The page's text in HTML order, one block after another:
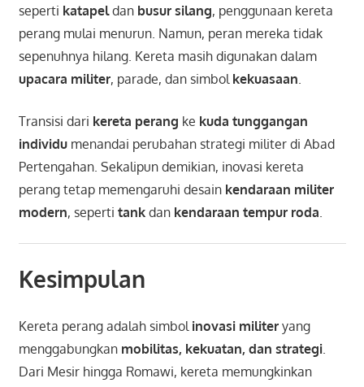
seperti katapeldan busur silang, penggunaan kereta
perang mulai menurun. Namun, peran mereka tidak
sepenuhnya hilang. Kereta masih digunakan dalam
upacara militer, parade, dan simbol kekuasaan
Transisi dari kereta perang ke kuda tunggangan
individumenandai perubahan strategi militer di Abad
Pertengahan. Sekalipun demikian, inovasi kereta
perang tetap memengaruhi desain kendaraan militer
modern, seperti tankdan kendaraan tempur roda
Kesimpulan
Kereta perang adalah simbol inovasi militeryang
menggabungkan mobilitas, kekuatan, dan strategi.
Dari Mesir hingga Romawi, kereta memungkinkan